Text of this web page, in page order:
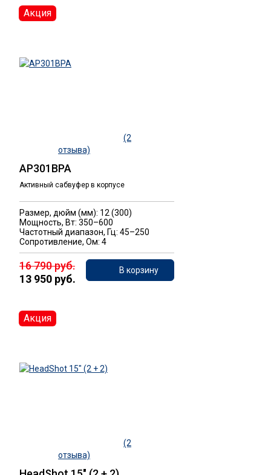
(2
отзыва)
AP301BPA
Активный сабвуфер в корпусе
Размер, дюйм (мм): 12 (300)
Мощность, Вт: 350–600
Частотный диапазон, Гц: 45–250
Сопротивление, Ом: 4
16 790 руб.
13 950 руб.
В корзину
Акция
(2
отзыва)
Акция